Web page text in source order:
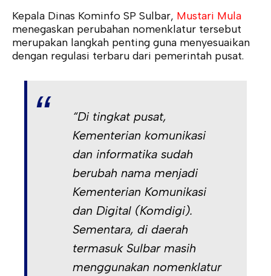
Kepala Dinas Kominfo SP Sulbar, Mustari Mula
menegaskan perubahan nomenklatur tersebut
merupakan langkah penting guna menyesuaikan
dengan regulasi terbaru dari pemerintah pusat.
“Di tingkat pusat,
Kementerian komunikasi
dan informatika sudah
berubah nama menjadi
Kementerian Komunikasi
dan Digital (Komdigi).
Sementara, di daerah
termasuk Sulbar masih
menggunakan nomenklatur